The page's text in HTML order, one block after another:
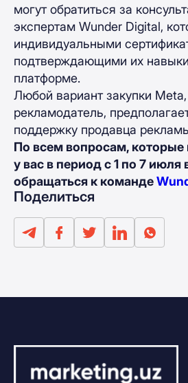
могут обратиться за
экспертам Wunder Digital,
индивидуальными
подтверждающими их
платформе.
Любой вариант закупки
рекламодатель,
поддержку продавца
По всем вопросам, которые
у вас в период с 1 по 7
обращаться к команде
Поделиться